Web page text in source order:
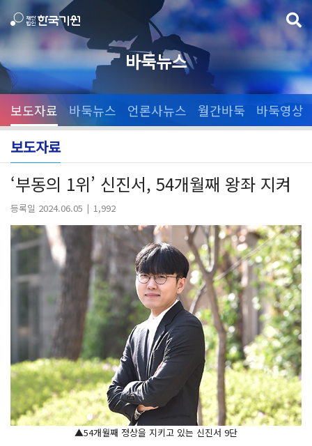
바둑뉴스
보도자료 바둑뉴스 언론사뉴스 월간바둑 바둑영상
보도자료
‘부동의 1위’ 신진서, 54개월째 왕좌 지켜
등록일 2024.06.05 1,992
▲54개월째 정상을 지키고 있는 신진서 9단